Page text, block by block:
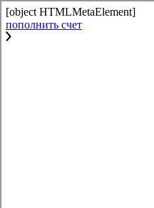
[object HTMLMetaElement]
пополнить счет